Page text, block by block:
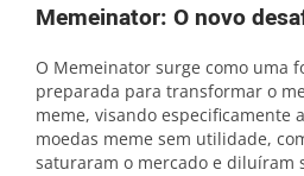
Memeinator: O novo
O Memeinator surge como uma
preparada para transformar o
meme, visando especificamente
moedas meme sem utilidade,
saturaram o mercado e diluíram